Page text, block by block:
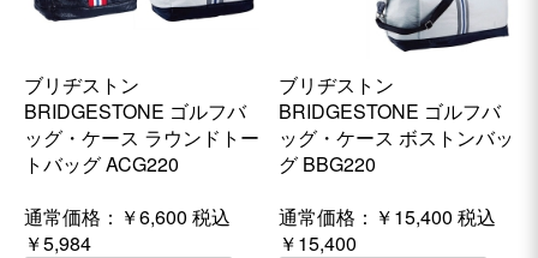
ブリヂストン
BRIDGESTONE ゴルフバ
ッグ・ケース ラウンドトー
トバッグ ACG220
通常価格： ￥6,600 税込
￥5,984
ブリヂストン
BRIDGESTONE ゴルフバ
ッグ・ケース ボストンバッ
グ BBG220
通常価格： ￥15,400 税込
￥15,400